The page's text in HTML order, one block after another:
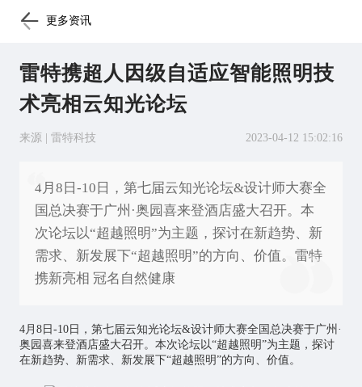
更多资讯
雷特携超人因级自适应智能照明技
术亮相云知光论坛
来源 | 雷特科技 2023-04-12 15:02:16
4月8日-10日，第七届云知光论坛&设计师大赛全
国总决赛于广州·奥园喜来登酒店盛大召开。本
次论坛以“超越照明”为主题，探讨在新趋势、新
需求、新发展下“超越照明”的方向、价值。雷特
携新亮相 冠名自然健康
4月8日-10日，第七届云知光论坛&设计师大赛全国总决赛于广州·
奥园喜来登酒店盛大召开。本次论坛以“超越照明”为主题，探讨
在新趋势、新需求、新发展下“超越照明”的方向、价值。